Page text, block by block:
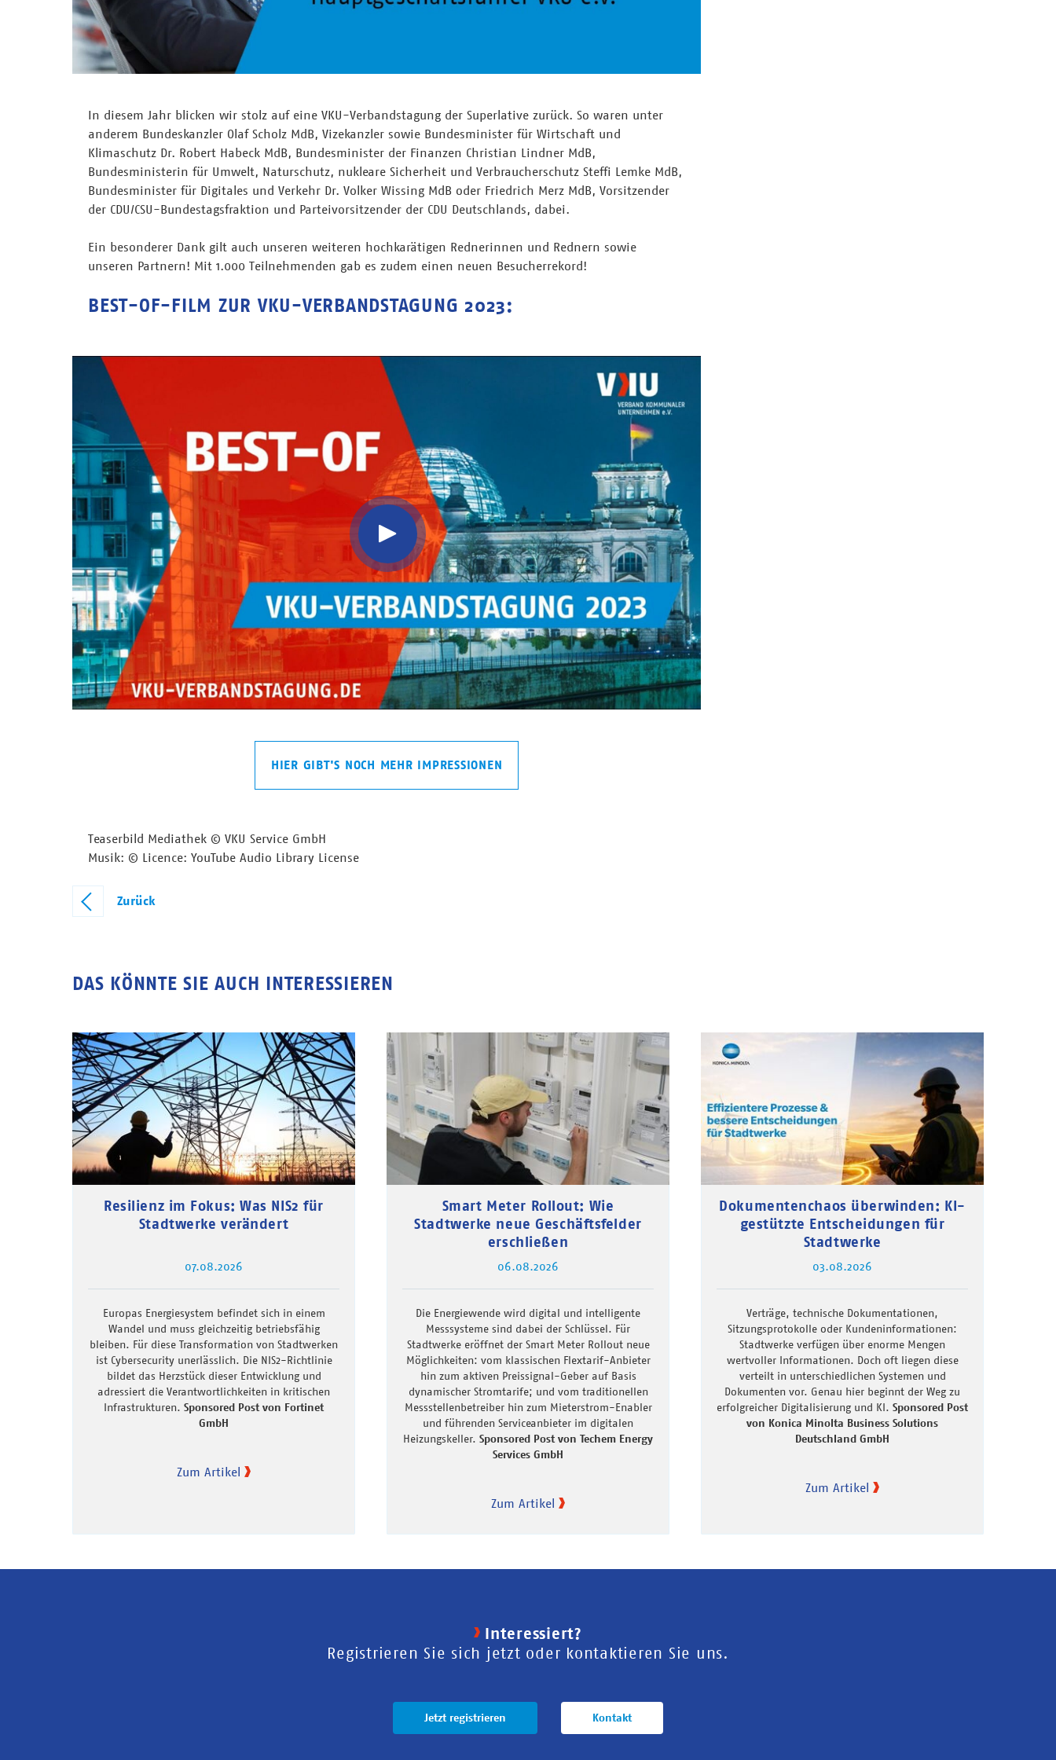
In diesem Jahr blicken wir stolz auf eine VKU-Verbandstagung der Superlative zurück. So waren unter
anderem Bundeskanzler Olaf Scholz MdB, Vizekanzler sowie Bundesminister für Wirtschaft und
Klimaschutz Dr. Robert Habeck MdB, Bundesminister der Finanzen Christian Lindner MdB,
Bundesministerin für Umwelt, Naturschutz, nukleare Sicherheit und Verbraucherschutz Steffi Lemke MdB,
Bundesminister für Digitales und Verkehr Dr. Volker Wissing MdB oder Friedrich Merz MdB, Vorsitzender
der CDU/CSU-Bundestagsfraktion und Parteivorsitzender der CDU Deutschlands, dabei.
Ein besonderer Dank gilt auch unseren weiteren hochkarätigen Rednerinnen und Rednern sowie
unseren Partnern! Mit 1.000 Teilnehmenden gab es zudem einen neuen Besucherrekord!
BEST-OF-FILM ZUR VKU-VERBANDSTAGUNG 2023:
Video
HIER GIBT'S NOCH MEHR IMPRESSIONEN
Teaserbild Mediathek © VKU Service GmbH
Musik: © Licence: YouTube Audio Library License
Zurück
DAS KÖNNTE SIE AUCH INTERESSIEREN
Resilienz im Fokus: Was NIS2 für
Stadtwerke verändert
07.08.2026
Europas Energiesystem befindet sich in einem
Wandel und muss gleichzeitig betriebsfähig
bleiben. Für diese Transformation von Stadtwerken
ist Cybersecurity unerlässlich. Die NIS2-Richtlinie
bildet das Herzstück dieser Entwicklung und
adressiert die Verantwortlichkeiten in kritischen
Infrastrukturen. Sponsored Post von Fortinet
GmbH
Zum Artikel
Smart Meter Rollout: Wie
Stadtwerke neue Geschäftsfelder
erschließen
06.08.2026
Die Energiewende wird digital und intelligente
Messsysteme sind dabei der Schlüssel. Für
Stadtwerke eröffnet der Smart Meter Rollout neue
Möglichkeiten: vom klassischen Flextarif-Anbieter
hin zum aktiven Preissignal-Geber auf Basis
dynamischer Stromtarife; und vom traditionellen
Messstellenbetreiber hin zum Mieterstrom-Enabler
und führenden Serviceanbieter im digitalen
Heizungskeller. Sponsored Post von Techem Energy
Services GmbH
Zum Artikel
Dokumentenchaos überwinden: KI-
gestützte Entscheidungen für
Stadtwerke
03.08.2026
Verträge, technische Dokumentationen,
Sitzungsprotokolle oder Kundeninformationen:
Stadtwerke verfügen über enorme Mengen
wertvoller Informationen. Doch oft liegen diese
verteilt in unterschiedlichen Systemen und
Dokumenten vor. Genau hier beginnt der Weg zu
erfolgreicher Digitalisierung und KI. Sponsored Post
von Konica Minolta Business Solutions
Deutschland GmbH
Zum Artikel
Interessiert?
Registrieren Sie sich jetzt oder kontaktieren Sie uns.
Jetzt registrieren Kontakt